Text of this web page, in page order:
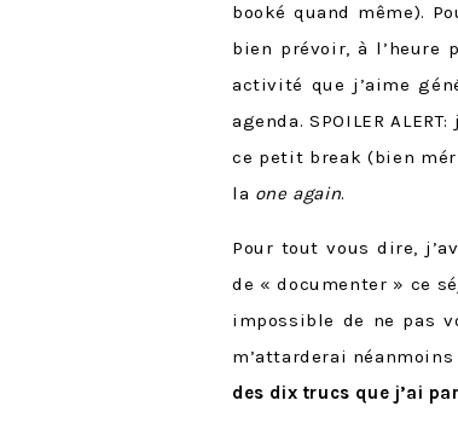
booké quand même).
bien prévoir, à l’heure
activité que j’aime
agenda. SPOILER
ce petit break (bien
la one again.
Pour tout vous dire,
de « documenter » ce
impossible de ne pas
m’attarderai
des dix trucs que j’ai